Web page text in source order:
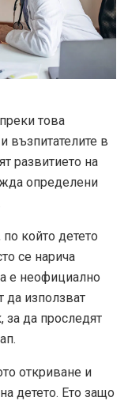
това
възпитателите в
развитието на
определени
който детето
се нарича
е неофициално
да използват
за да проследят
откриване и
детето. Ето защо